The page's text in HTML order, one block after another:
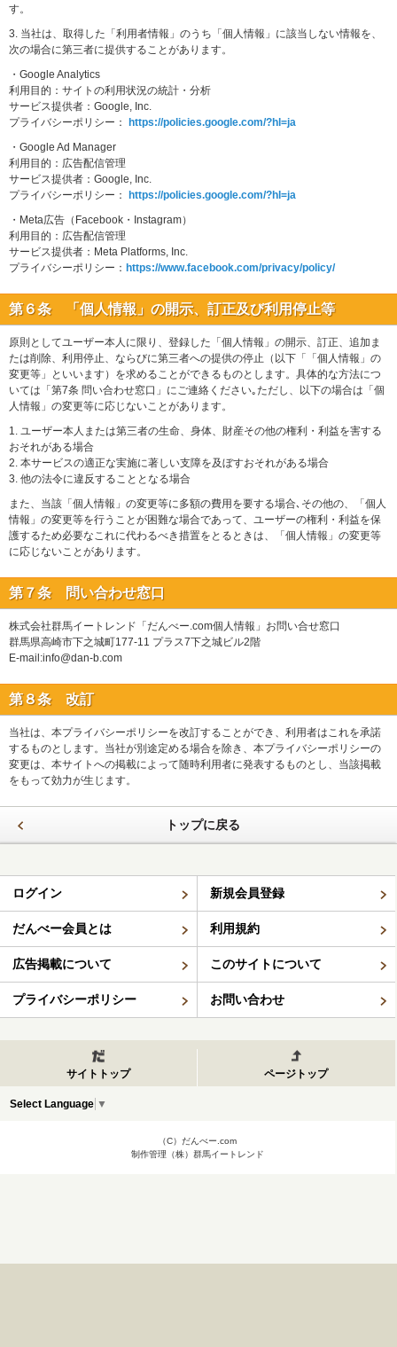
す。
3. 当社は、取得した「利用者情報」のうち「個人情報」に該当しない情報を、
次の場合に第三者に提供することがあります。
・Google Analytics
利用目的：サイトの利用状況の統計・分析
サービス提供者：Google, Inc.
プライバシーポリシー：
https://policies.google.com/?hl=ja
・Google Ad Manager
利用目的：広告配信管理
サービス提供者：Google, Inc.
プライバシーポリシー：
https://policies.google.com/?hl=ja
・Meta広告（Facebook・Instagram）
利用目的：広告配信管理
サービス提供者：Meta Platforms, Inc.
プライバシーポリシー： https://www.facebook.com/privacy/policy/
第６条 「個人情報」の開示、訂正及び利用停止等
原則としてユーザー本人に限り、登録した「個人情報」の開示、訂正、追加ま
たは削除、利用停止、ならびに第三者への提供の停止（以下「「個人情報」の
変更等」といいます）を求めることができるものとします。具体的な方法につ
いては「第7条 問い合わせ窓口」にご連絡ください｡ただし、以下の場合は「個
人情報」の変更等に応じないことがあります。
1. ユーザー本人または第三者の生命、身体、財産その他の権利・利益を害する
おそれがある場合
2. 本サービスの適正な実施に著しい支障を及ぼすおそれがある場合
3. 他の法令に違反することとなる場合
また、当該「個人情報」の変更等に多額の費用を要する場合､その他の、「個人
情報」の変更等を行うことが困難な場合であって、ユーザーの権利・利益を保
護するため必要なこれに代わるべき措置をとるときは、「個人情報」の変更等
に応じないことがあります。
第７条 問い合わせ窓口
株式会社群馬イートレンド「だんべー.com個人情報」お問い合せ窓口
群馬県高崎市下之城町177-11 プラス7下之城ビル2階
E-mail:info@dan-b.com
第８条 改訂
当社は、本プライバシーポリシーを改訂することができ、利用者はこれを承諾
するものとします。当社が別途定める場合を除き、本プライバシーポリシーの
変更は、本サイトへの掲載によって随時利用者に発表するものとし、当該掲載
をもって効力が生じます。
トップに戻る
ログイン 新規会員登録
だんべー会員とは 利用規約
広告掲載について このサイトについて
プライバシーポリシー お問い合わせ
サイトトップ ページトップ
Select Language ▼
（C）だんべー.com
制作管理（株）群馬イートレンド